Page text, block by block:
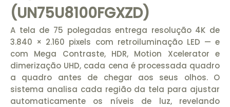
(UN75U8100FGXZD)
A tela de 75 polegadas entrega resolução 4K de
3.840 × 2.160 pixels com retroiluminação LED — e
com Mega Contraste, HDR, Motion Xcelerator e
dimerização UHD, cada cena é processada quadro
a quadro antes de chegar aos seus olhos. O
sistema analisa cada região da tela para ajustar
automaticamente os níveis de luz, revelando